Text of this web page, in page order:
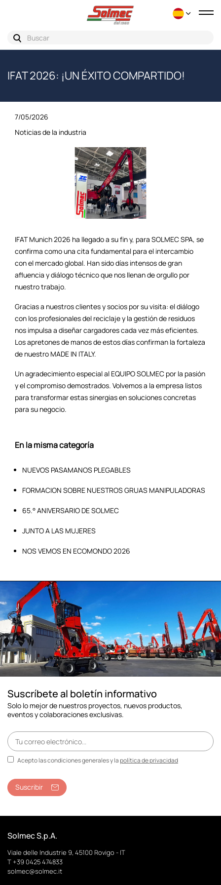
IFAT 2026: ¡UN ÉXITO COMPARTIDO!
7/05/2026
Noticias de la industria
IFAT Munich 2026 ha llegado a su fin y, para SOLMEC SPA, se
confirma como una cita fundamental para el intercambio
con el mercado global. Han sido días intensos de gran
afluencia y diálogo técnico que nos llenan de orgullo por
nuestro trabajo.
Gracias a nuestros clientes y socios por su visita: el diálogo
con los profesionales del reciclaje y la gestión de residuos
nos impulsa a diseñar cargadores cada vez más eficientes.
Los apretones de manos de estos días confirman la fortaleza
de nuestro MADE IN ITALY.
Un agradecimiento especial al EQUIPO SOLMEC por la pasión
y el compromiso demostrados. Volvemos a la empresa listos
para transformar estas sinergias en soluciones concretas
para su negocio.
En la misma categoría
NUEVOS PASAMANOS PLEGABLES
FORMACION SOBRE NUESTROS GRUAS MANIPULADORAS
65.° ANIVERSARIO DE SOLMEC
JUNTO A LAS MUJERES
NOS VEMOS EN ECOMONDO 2026
Suscríbete al boletín informativo
Solo lo mejor de nuestros proyectos, nuevos productos,
eventos y colaboraciones exclusivas.
Acepto las condiciones generales y lapolítica de privacidad
Suscribir
Solmec S.p.A.
Viale delle Industrie 9, 45100 Rovigo - IT
T +39 0425 474833
solmec@solmec.it